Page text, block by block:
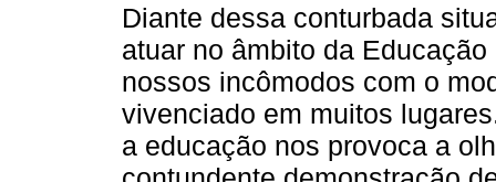
Diante dessa conturbada
atuar no âmbito da
nossos incômodos com o
vivenciado em muitos
a educação nos provoca a